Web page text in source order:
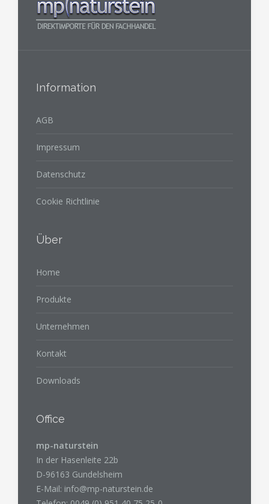
Information
AGB
Impressum
Datenschutz
Cookie Richtlinie
Über
Home
Produkte
Unternehmen
Kontakt
Downloads
Office
mp-naturstein
In der Hasenleite 22b
D-96163 Gundelsheim
E-Mail: info@mp-naturstein.de